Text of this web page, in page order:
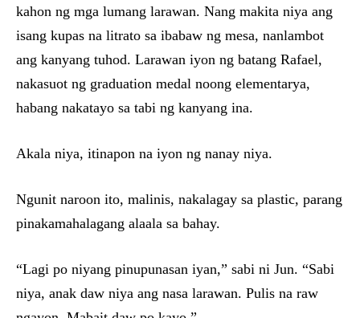
kahon ng mga lumang larawan. Nang makita niya ang
isang kupas na litrato sa ibabaw ng mesa, nanlambot
ang kanyang tuhod. Larawan iyon ng batang Rafael,
nakasuot ng graduation medal noong elementarya,
habang nakatayo sa tabi ng kanyang ina.
Akala niya, itinapon na iyon ng nanay niya.
Ngunit naroon ito, malinis, nakalagay sa plastic, parang
pinakamahalagang alaala sa bahay.
“Lagi po niyang pinupunasan iyan,” sabi ni Jun. “Sabi
niya, anak daw niya ang nasa larawan. Pulis na raw